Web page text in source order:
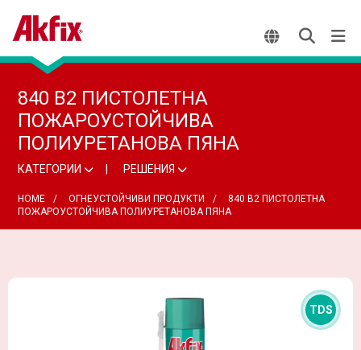
840 B2 ПИСТОЛЕТНА
ПОЖАРОУСТОЙЧИВА
ПОЛИУРЕТАНОВА ПЯНА
КАТЕГОРИИ РЕШЕНИЯ
HOME ОГНЕУСТОЙЧИВИ ПРОДУКТИ
840 B2 ПИСТОЛЕТНА
ПОЖАРОУСТОЙЧИВА ПОЛИУРЕТАНОВА ПЯНА
TDS